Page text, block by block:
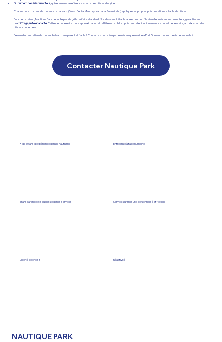
Du numéro de série du moteur , qui détermine la référence exacte des pièces d’origine.
Chaque constructeur de moteurs de bateaux (Volvo Penta, Mercury, Yamaha, Suzuki, etc.) applique ses propres préconisations et tarifs de pièces.
Pour cette raison, Nautique Park ne publie pas de grille tarifaire standard. Nos devis sont établis après un contrôle visuel et mécanique du moteur, garantissant
unchiffrage juste et adapté. Cette méthode évite toute approximation et reflète notre philosophie : entretenir uniquement ce qui est nécessaire, au prix exact des
pièces concernées.
Besoin d'un entretien de moteur bateau transparent et fiable ? Contactez notre équipe de mécanique marine à Port Grimaud pour un devis personnalisé.
Contacter Nautique Park
+ de 50 ans d'expérience dans le nautisme Entreprise à taille humaine
Transparence et souplesse de nos services Service sur mesure, personnalisé et flexible
Liberté de choisir Réactivité
NAUTIQUE PARK